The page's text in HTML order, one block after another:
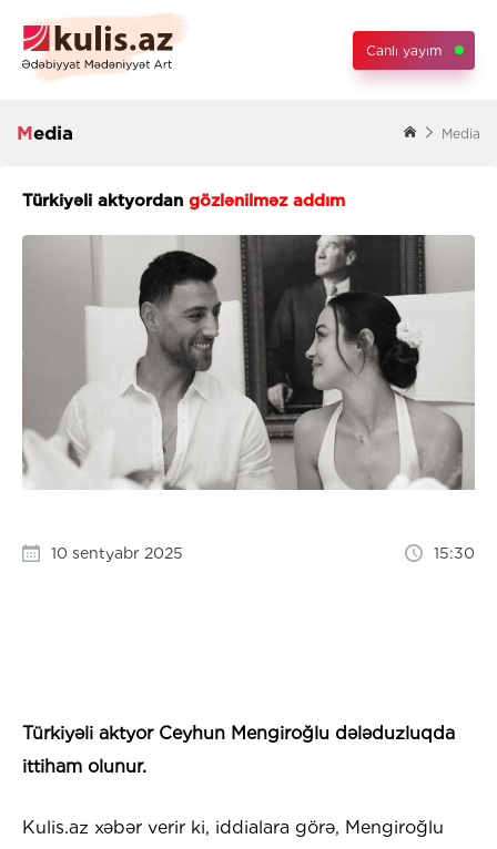
Canlı yayım
Media Media
Türkiyəli aktyordan gözlənilməz addım
10 sentyabr 2025 15:30
Türkiyəli aktyor Ceyhun Mengiroğlu dələduzluqda
ittiham olunur.
Kulis.az xəbər verir ki, iddialara görə, Mengiroğlu